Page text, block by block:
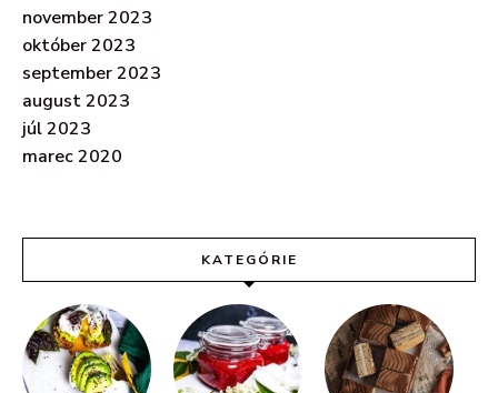
november 2023
október 2023
september 2023
august 2023
júl 2023
marec 2020
KATEGÓRIE